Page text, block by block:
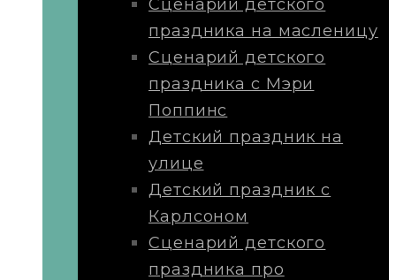
Сценарий детского
праздника на масленицу
Сценарий детского
праздника с Мэри
Поппинс
Детский праздник на
улице
Детский праздник с
Карлсоном
Сценарий детского
праздника про